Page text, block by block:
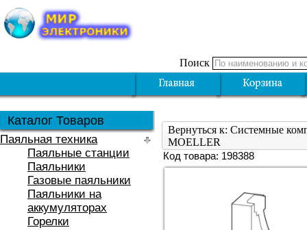
Поиск
Каталог Товаров
Паяльная техника
Паяльные станции
Паяльники
Газовые паяльники
Паяльники на
аккумуляторах
Горелки
Вернуться к: Системные
MOELLER
Код товара: 198388